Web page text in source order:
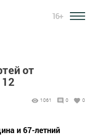
16+
от
1061 0 0
и 67-летний